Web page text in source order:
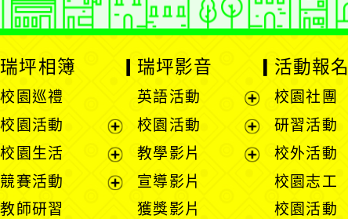
瑞坪相簿
校園巡禮
校園活動
展
開
選
校園生活
展
競賽活動
教師研習
瑞坪影音
英語活動
展
開
選
校園活動
展
開
教學影片
宣導影片
獲獎影片
活動報名
校園社團
研習活動
校外活動
校園志工
校園活動